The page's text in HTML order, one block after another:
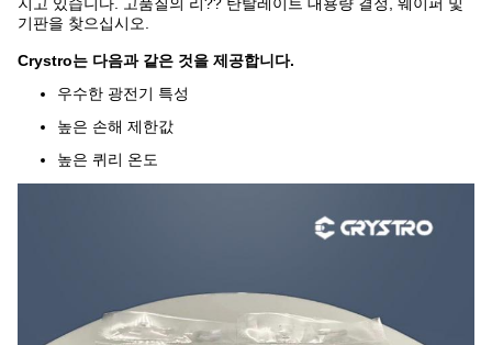
기판을 찾으십시오.
Crystro는 다음과 같은 것을 제공합니다.
우수한 광전기 특성
높은 손해 제한값
높은 퀴리 온도